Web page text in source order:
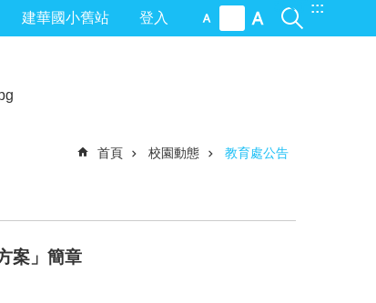
:::
建華國小舊站 登入
首頁 校園動態 教育處公告
案」簡章